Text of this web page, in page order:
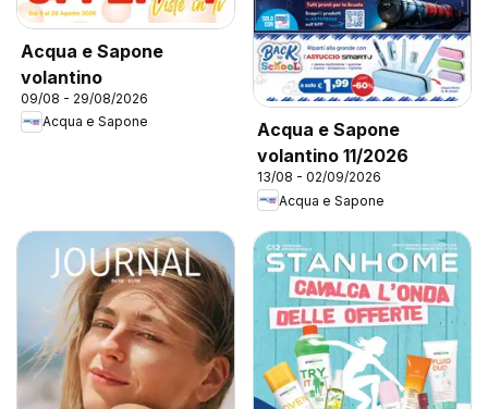
Acqua e Sapone
volantino
09/08 - 29/08/2026
Acqua e Sapone
Acqua e Sapone
volantino 11/2026
13/08 - 02/09/2026
Acqua e Sapone